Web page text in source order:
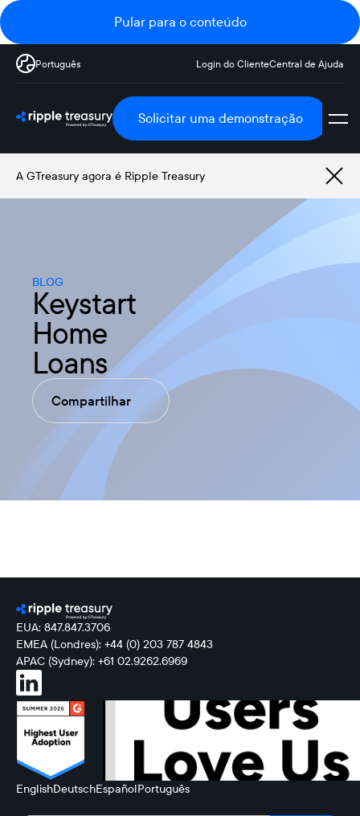
Pular para o conteúdo
Português Login do ClienteCentral de Ajuda
Solicitar uma demonstração
A GTreasury agora é Ripple Treasury
BLOG
Keystart
Home
Loans
Compartilhar
EUA: 847.847.3706
EMEA (Londres): +44 (0) 203 787 4843
APAC (Sydney): +61 02.9262.6969
EnglishDeutschEspañolPortuguês